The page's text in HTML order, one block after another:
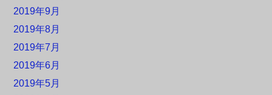
2019年9月
2019年8月
2019年7月
2019年6月
2019年5月